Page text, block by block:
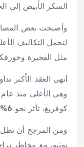
السكر الأبيض إلى
وأصبحت بعض
لتحمل التكاليف
مثل الفجيرة
كوفريغ، تأثر نحو 6% من تجارة السكر العالمية بالحرب.
ومن المرجح أن
يونيو، مع مخاطر